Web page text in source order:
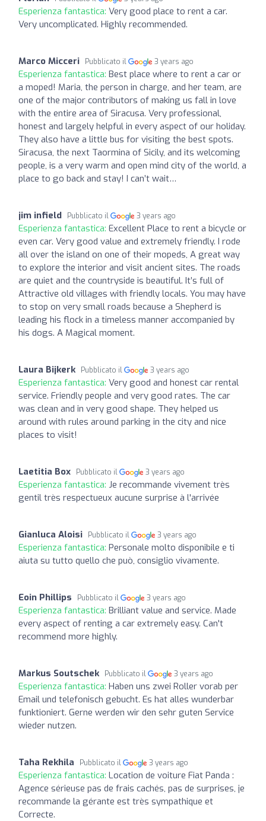
Esperienza fantastica: Very good place to rent a car.
Very uncomplicated. Highly recommended.
Marco Micceri Pubblicato il 3 years ago
Esperienza fantastica: Best place where to rent a car or
a moped! Maria, the person in charge, and her team, are
one of the major contributors of making us fall in love
with the entire area of Siracusa. Very professional,
honest and largely helpful in every aspect of our holiday.
They also have a little bus for visiting the best spots.
Siracusa, the next Taormina of Sicily, and its welcoming
people, is a very warm and open mind city of the world, a
place to go back and stay! I can’t wait…
jim infield Pubblicato il 3 years ago
Esperienza fantastica: Excellent Place to rent a bicycle or
even car. Very good value and extremely friendly. I rode
all over the island on one of their mopeds, A great way
to explore the interior and visit ancient sites. The roads
are quiet and the countryside is beautiful. It’s full of
Attractive old villages with friendly locals. You may have
to stop on very small roads because a Shepherd is
leading his flock in a timeless manner accompanied by
his dogs. A Magical moment.
Laura Bijkerk Pubblicato il 3 years ago
Esperienza fantastica: Very good and honest car rental
service. Friendly people and very good rates. The car
was clean and in very good shape. They helped us
around with rules around parking in the city and nice
places to visit!
Laetitia Box Pubblicato il 3 years ago
Esperienza fantastica: Je recommande vivement très
gentil très respectueux aucune surprise à l'arrivée
Gianluca Aloisi Pubblicato il 3 years ago
Esperienza fantastica: Personale molto disponibile e ti
aiuta su tutto quello che può, consiglio vivamente.
Eoin Phillips Pubblicato il 3 years ago
Esperienza fantastica: Brilliant value and service. Made
every aspect of renting a car extremely easy. Can't
recommend more highly.
Markus Soutschek Pubblicato il 3 years ago
Esperienza fantastica: Haben uns zwei Roller vorab per
Email und telefonisch gebucht. Es hat alles wunderbar
funktioniert. Gerne werden wir den sehr guten Service
wieder nutzen.
Taha Rekhila Pubblicato il 3 years ago
Esperienza fantastica: Location de voiture Fiat Panda :
Agence sérieuse pas de frais cachés, pas de surprises, je
recommande la gérante est très sympathique et
Correcte.